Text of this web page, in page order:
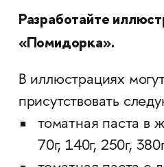
Разработайте
«Помидорка».
В иллюстрациях
присутствовать
томатная паста в
70г, 140г, 250г,